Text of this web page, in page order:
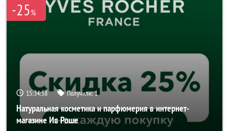
-25%
15:34:58 Получили:1
Натуральная косметика и парфюмерия в интернет-
магазине Ив Роше